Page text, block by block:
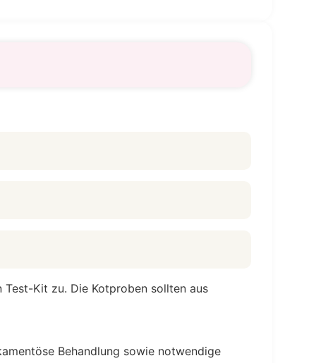
Kit zu. Die Kotproben sollten aus
Behandlung sowie notwendige